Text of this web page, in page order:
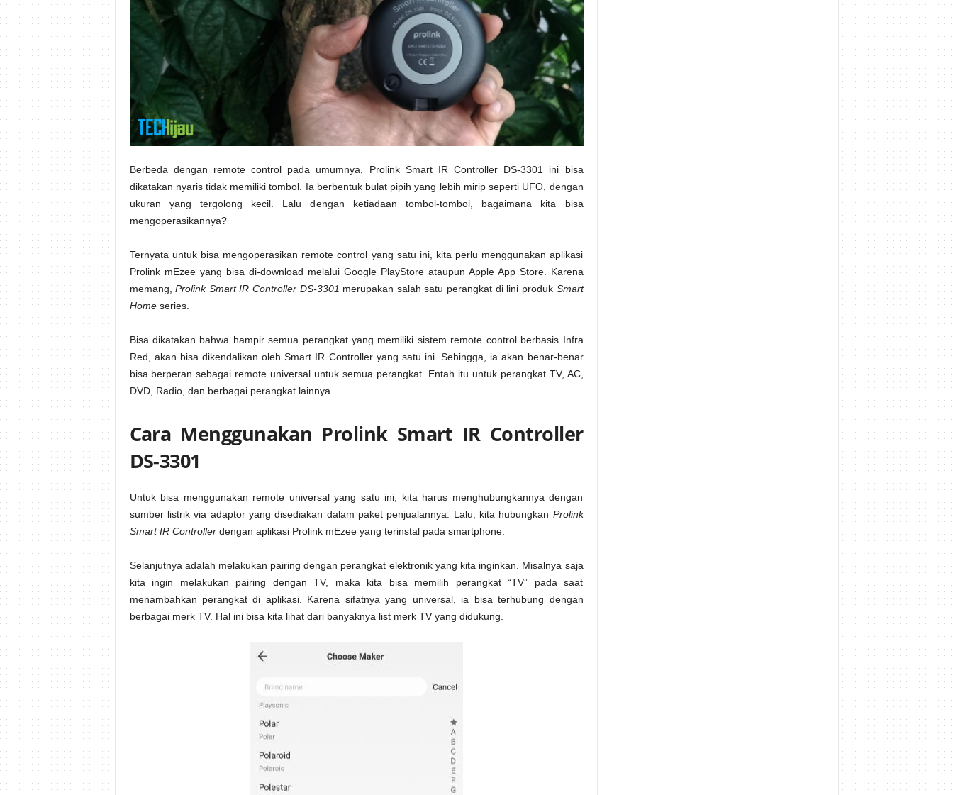
Berbeda dengan remote control pada umumnya, Prolink Smart IR Controller DS-3301 ini bisa
dikatakan nyaris tidak memiliki tombol. Ia berbentuk bulat pipih yang lebih mirip seperti UFO, dengan
ukuran yang tergolong kecil. Lalu dengan ketiadaan tombol-tombol, bagaimana kita bisa
mengoperasikannya?
Ternyata untuk bisa mengoperasikan remote control yang satu ini, kita perlu menggunakan aplikasi
Prolink mEzee yang bisa di-download melalui Google PlayStore ataupun Apple App Store. Karena
memang,Prolink Smart IR Controller DS-3301 merupakan salah satu perangkat di lini produk Smart
Homeseries.
Bisa dikatakan bahwa hampir semua perangkat yang memiliki sistem remote control berbasis Infra
Red, akan bisa dikendalikan oleh Smart IR Controller yang satu ini. Sehingga, ia akan benar-benar
bisa berperan sebagai remote universal untuk semua perangkat. Entah itu untuk perangkat TV, AC,
DVD, Radio, dan berbagai perangkat lainnya.
Cara Menggunakan Prolink Smart IR Controller
DS-3301
Untuk bisa menggunakan remote universal yang satu ini, kita harus menghubungkannya dengan
sumber listrik via adaptor yang disediakan dalam paket penjualannya. Lalu, kita hubungkan Prolink
Smart IR Controllerdengan aplikasi Prolink mEzee yang terinstal pada smartphone.
Selanjutnya adalah melakukan pairing dengan perangkat elektronik yang kita inginkan. Misalnya saja
kita ingin melakukan pairing dengan TV, maka kita bisa memilih perangkat “TV” pada saat
menambahkan perangkat di aplikasi. Karena sifatnya yang universal, ia bisa terhubung dengan
berbagai merk TV. Hal ini bisa kita lihat dari banyaknya list merk TV yang didukung.